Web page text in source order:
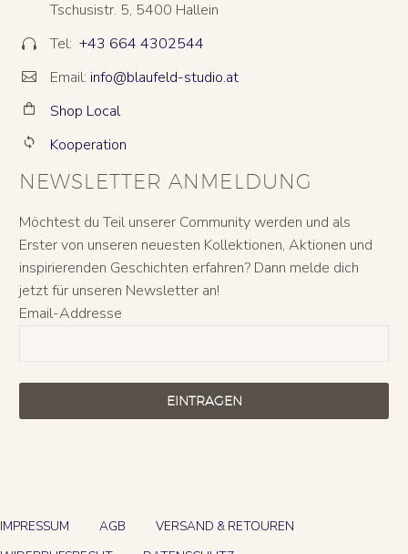
Tschusistr. 5, 5400 Hallein

 Tel: +43 664 4302544

 Email: info@blaufeld-studio.at

 Shop Local

 Kooperation
NEWSLETTER ANMELDUNG
Möchtest du Teil unserer Community werden und als
Erster von unseren neuesten Kollektionen, Aktionen und
inspirierenden Geschichten erfahren? Dann melde dich
jetzt für unseren Newsletter an!
Email-Addresse
EINTRAGEN
IMPRESSUM AGB
VERSAND & RETOUREN